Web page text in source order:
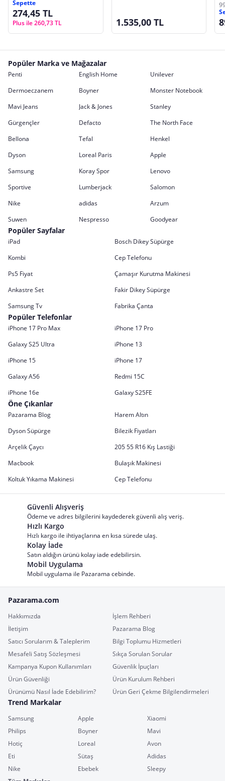
Sepette
274,45 TL
Plus ile 260,73 TL 1.535,00 TL
Popüler Marka ve Mağazalar
Penti English Home
Unilever
Dermoeczanem
Boyner
Monster Notebook
Mavi Jeans
Jack & Jones
Stanley
Gürgençler
Defacto
The North Face
Bellona
Tefal
Henkel
Dyson
Loreal Paris
Apple
Samsung
Koray Spor
Lenovo
Sportive
Lumberjack
Salomon
Nike
adidas
Arzum
Suwen
Nespresso Goodyear
Popüler Sayfalar
iPad
Bosch Dikey Süpürge
Kombi
Cep Telefonu
Ps5 Fiyat
Çamaşır Kurutma Makinesi
Ankastre Set
Fakir Dikey Süpürge
Samsung Tv
Fabrika Çanta
Popüler Telefonlar
iPhone 17 Pro Max
iPhone 17 Pro
Galaxy S25 Ultra
iPhone 13
iPhone 15
iPhone 17
Galaxy A56
Redmi 15C
iPhone 16e
Galaxy S25FE
Öne Çıkanlar
Pazarama Blog
Harem Altın
Dyson Süpürge
Bilezik Fiyatları
Arçelik Çaycı
205 55 R16 Kış Lastiği
Macbook
Bulaşık Makinesi
Koltuk Yıkama Makinesi
Cep Telefonu
Güvenli Alışveriş
Ödeme ve adres bilgilerini kaydederek güvenli alış veriş.
Hızlı Kargo
Hızlı kargo ile ihtiyaçlarına en kısa sürede ulaş.
Kolay İade
Satın aldığın ürünü kolay iade edebilirsin.
Mobil Uygulama
Mobil uygulama ile Pazarama cebinde.
Pazarama.com
Hakkımızda
İşlem Rehberi
İletişim
Pazarama Blog
Satıcı Sorularım & Taleplerim
Bilgi Toplumu Hizmetleri
Mesafeli Satış Sözleşmesi
Sıkça Sorulan Sorular
Kampanya Kupon Kullanımları
Güvenlik İpuçları
Ürün Güvenliği
Ürün Kurulum Rehberi
Ürünümü Nasıl İade Edebilirim?
Ürün Geri Çekme Bilgilendirmeleri
Trend Markalar
Samsung Apple
Xiaomi
Philips
Boyner
Mavi
Hotiç
Loreal
Avon
Eti
Sütaş
Adidas
Nike
Ebebek
Sleepy